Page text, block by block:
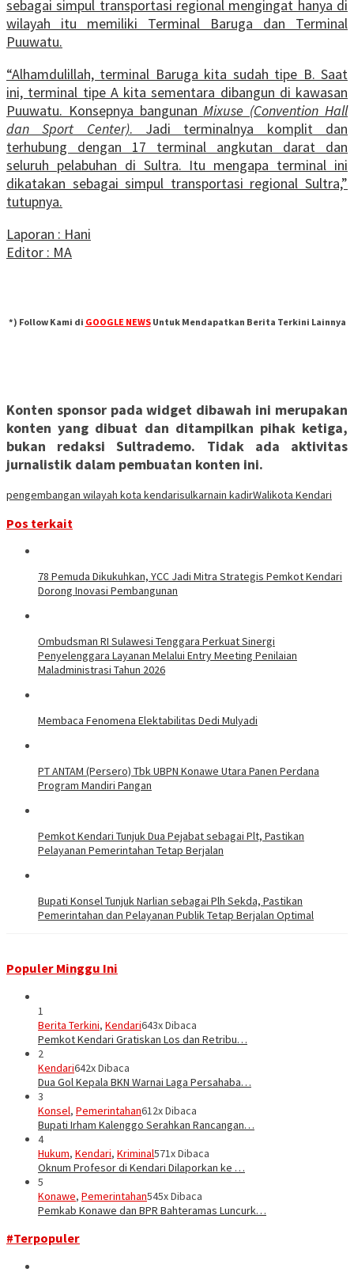
sebagai simpul transportasi regional mengingat hanya di
wilayah itu memiliki Terminal Baruga dan Terminal
Puuwatu.
“Alhamdulillah, terminal Baruga kita sudah tipe B. Saat
ini, terminal tipe A kita sementara dibangun di kawasan
Puuwatu. Konsepnya bangunanMixuse (Convention Hall
dan Sport Center). Jadi terminalnya komplit dan
terhubung dengan 17 terminal angkutan darat dan
seluruh pelabuhan di Sultra. Itu mengapa terminal ini
dikatakan sebagai simpul transportasi regional Sultra,”
tutupnya.
Laporan : Hani
Editor : MA
*) Follow Kami di GOOGLE NEWSUntuk Mendapatkan Berita Terkini Lainnya
Konten sponsor pada widget dibawah ini merupakan
konten yang dibuat dan ditampilkan pihak ketiga,
bukan redaksi Sultrademo. Tidak ada aktivitas
jurnalistik dalam pembuatan konten ini.
pengembangan wilayah kota kendarisulkarnain kadirWalikota Kendari
Pos terkait
78 Pemuda Dikukuhkan, YCC Jadi Mitra Strategis Pemkot Kendari
Dorong Inovasi Pembangunan
Ombudsman RI Sulawesi Tenggara Perkuat Sinergi
Penyelenggara Layanan Melalui Entry Meeting Penilaian
Maladministrasi Tahun 2026
Membaca Fenomena Elektabilitas Dedi Mulyadi
PT ANTAM (Persero) Tbk UBPN Konawe Utara Panen Perdana
Program Mandiri Pangan
Pemkot Kendari Tunjuk Dua Pejabat sebagai Plt, Pastikan
Pelayanan Pemerintahan Tetap Berjalan
Bupati Konsel Tunjuk Narlian sebagai Plh Sekda, Pastikan
Pemerintahan dan Pelayanan Publik Tetap Berjalan Optimal
Populer Minggu Ini
1
Berita Terkini, Kendari643x Dibaca
Pemkot Kendari Gratiskan Los dan Retribu…
2
Kendari642x Dibaca
Dua Gol Kepala BKN Warnai Laga Persahaba…
3
Konsel, Pemerintahan612x Dibaca
Bupati Irham Kalenggo Serahkan Rancangan…
4
Hukum, Kendari, Kriminal571x Dibaca
Oknum Profesor di Kendari Dilaporkan ke …
5
Konawe, Pemerintahan545x Dibaca
Pemkab Konawe dan BPR Bahteramas Luncurk…
#Terpopuler